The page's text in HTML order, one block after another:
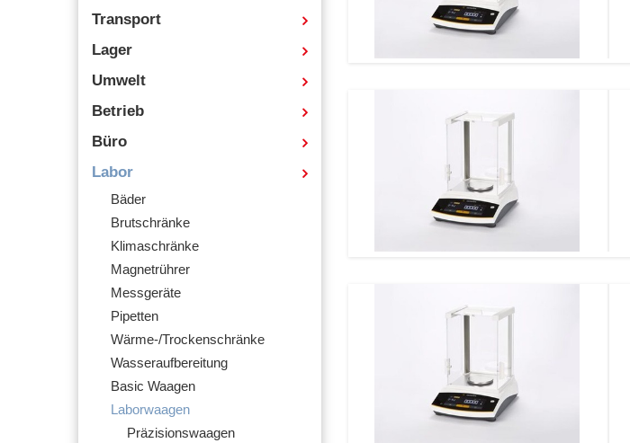
Transport
Lager
Umwelt
Betrieb
Büro
Labor
Bäder
Brutschränke
Klimaschränke
Magnetrührer
Messgeräte
Pipetten
Wärme-/Trockenschränke
Wasseraufbereitung
Basic Waagen
Laborwaagen
Präzisionswaagen